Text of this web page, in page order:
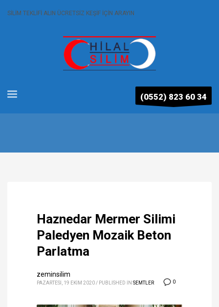
SİLİM TEKLİFİ ALIN ÜCRETSİZ KEŞİF İÇİN ARAYIN
(0552) 823 60 34
Haznedar Mermer Silimi
Paledyen Mozaik Beton
Parlatma
0
zeminsilim
PAZARTESI, 19 EKIM 2020 / PUBLISHED IN SEMTLER